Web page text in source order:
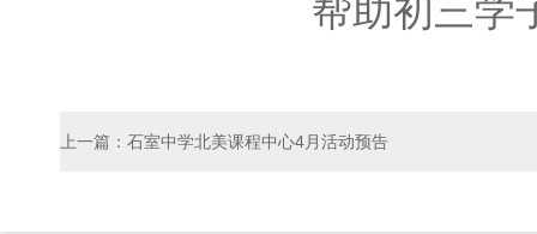
帮助初三学
上一篇：石室中学北美课程中心4月活动预告